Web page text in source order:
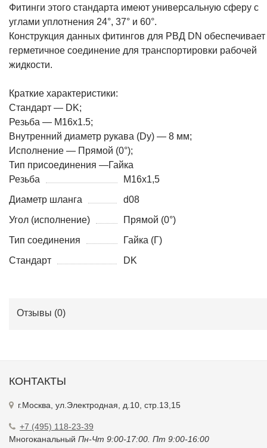
Фитинги этого стандарта имеют универсальную сферу с
углами уплотнения 24°, 37° и 60°.
Конструкция данных фитингов для РВД DN обеспечивает
герметичное соединение для транспортировки рабочей
жидкости.
Краткие характеристики:
Стандарт — DK;
Резьба — M16x1.5;
Внутренний диаметр рукава (Dy) — 8 мм;
Исполнение — Прямой (0°);
Тип присоединения —Гайка
Резьба
M16x1,5
Диаметр шланга
d08
Угол (исполнение)
Прямой (0°)
Тип соединения
Гайка (Г)
Стандарт
DK
Отзывы (0)
КОНТАКТЫ
г.Москва, ул.Электродная, д.10, стр.13,15
+7 (495) 118-23-39
Многоканальный Пн-Чт 9:00-17:00. Пт 9:00-16:00